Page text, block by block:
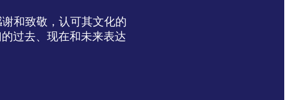
和致敬，认可其文化的
过去、现在和未来表达